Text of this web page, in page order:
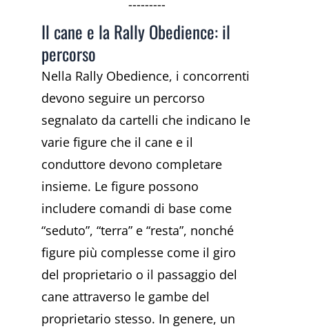
---------
Il cane e la Rally Obedience: il
percorso
Nella Rally Obedience, i concorrenti
devono seguire un percorso
segnalato da cartelli che indicano le
varie figure che il cane e il
conduttore devono completare
insieme. Le figure possono
includere comandi di base come
“seduto”, “terra” e “resta”, nonché
figure più complesse come il giro
del proprietario o il passaggio del
cane attraverso le gambe del
proprietario stesso. In genere, un